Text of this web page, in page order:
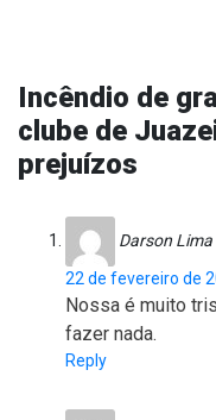
Incêndio de
clube de
prejuízos
Darson
22 de fevereiro de
Nossa é muito
fazer nada.
Reply